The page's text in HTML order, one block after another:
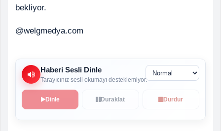
bekliyor.
@welgmedya.com
Haberi Sesli Dinle
Tarayıcınız sesli okumayı desteklemiyor.
Dinle Duraklat Durdur